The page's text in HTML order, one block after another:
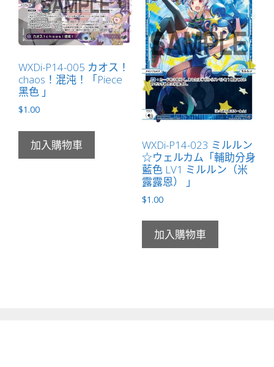
WXDi-P14-005 カオス！
chaos！混沌！「Piece
黑色 」
$1.00
加入購物車
WXDi-P14-023 ミルルン
☆ウェルカム「輔助分身
藍色 LV1 ミルルン（米
露露恩） 」
$1.00
加入購物車